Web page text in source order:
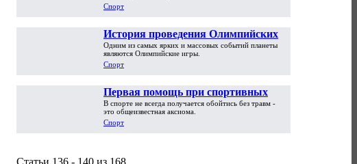
Спорт
История проведения Олимпийских
игр
Одним из самых ярких и массовых событий планеты
являются Олимпийские игры.
Спорт
Первая помощь при спортивных
травмах
В спорте не всегда получается обойтись без травм -
это общеизвестная аксиома.
Спорт
Статьи 136 - 140 из 168